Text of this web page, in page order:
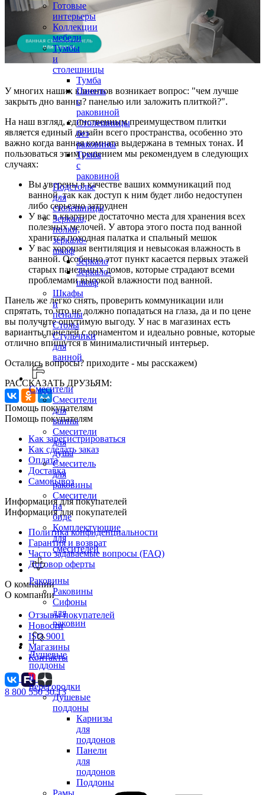
Готовые
интерьеры
Коллекции
мебели
Тумбы
и
столешницы
Тумба
Панель
с
раковиной
Столешницы
без
раковины
Тумба
с
раковиной
Подстолье
для
столешницы
Зеркала,
полки,
зеркало-
шкаф
Зеркало
Зеркало-
шкаф
Шкафы
и
пеналы
Столы
Стульчики
для
ванной
Смесители
Смесители
для
ванны
Смесители
для
душа
Смеситель
для
раковины
Смесители
на
биде
Комплектующие
для
смесителей
Раковины
Раковины
Сифоны
для
раковин
Душевые
поддоны
и
перегородки
Душевые
поддоны
Карнизы
для
поддонов
Панели
для
поддонов
Поддоны
У многих наших клиентов возникает вопрос: "чем лучше
закрыть дно ванны? панелью или заложить плиткой?".
На наш взгляд, единственным преимуществом плитки
является единый дизайн всего пространства, особенно это
важно когда ванная комната выдержана в темных тонах. И
пользоваться этим решением мы рекомендуем в следующих
случаях:
Вы уверены в качестве ваших коммуникаций под
ванной, так как доступ к ним будет либо недоступен
либо серьезно затруднен
У вас в квартире достаточно места для хранения всех
полезных мелочей. У автора этого поста под ванной
хранится походная палатка и спальный мешок
У вас хорошая вентиляция и невысокая влажность в
ванной. Особенно этот пункт касается первых этажей
старых панельных домов, которые страдают всеми
проблемами высокой влажности под ванной.
Панель же легко снять, проверить коммуникации или
спрятать, то что не должно попадаться на глаза, да и по цене
вы получите ощутимую выгоду. У нас в магазинах есть
варианты панелей с орнаментом и идеально ровные, которые
отлично впишутся в минималистичный интерьер.
Остались вопросы? приходите - мы расскажем)
РАССКАЗАТЬ ДРУЗЬЯМ:
Помощь покупателям
Помощь покупателям
Как зарегистрироваться
Как сделать заказ
Оплата
Доставка
Самовывоз
Информация для покупателей
Информация для покупателей
Политика конфиденциальности
Гарантия и возврат
Часто задаваемые вопросы (FAQ)
Договор оферты
О компании
О компании
Отзывы покупателей
Новости
ISO 9001
Магазины
Контакты
8 800 550 30 13